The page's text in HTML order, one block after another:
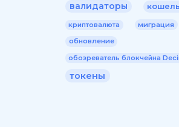
валидаторы
криптовалюта миграция
обновление
обозреватель блокчейна
токены